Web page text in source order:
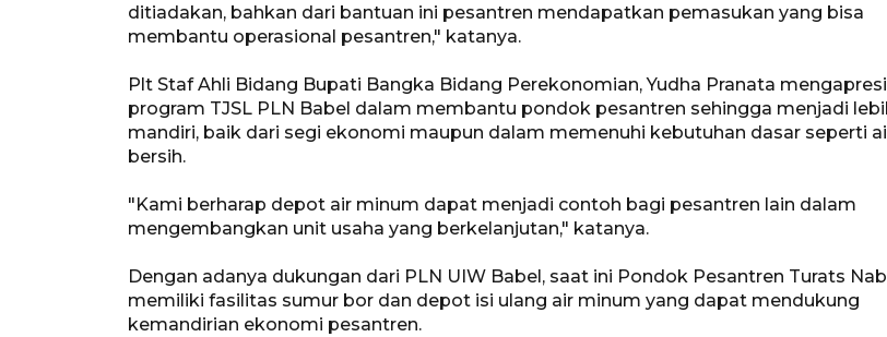
ditiadakan, bahkan dari bantuan ini pesantren mendapatkan pemasukan yang bisa
membantu operasional pesantren," katanya.
Plt Staf Ahli Bidang Bupati Bangka Bidang Perekonomian, Yudha Pranata
program TJSL PLN Babel dalam membantu pondok pesantren sehingga menjadi
mandiri, baik dari segi ekonomi maupun dalam memenuhi kebutuhan dasar seperti
bersih.
"Kami berharap depot air minum dapat menjadi contoh bagi pesantren lain dalam
mengembangkan unit usaha yang berkelanjutan," katanya.
Dengan adanya dukungan dari PLN UIW Babel, saat ini Pondok Pesantren Turats
memiliki fasilitas sumur bor dan depot isi ulang air minum yang dapat mendukung
kemandirian ekonomi pesantren.
ANTARA Babel-Kanwil
Sama
22 Juni 2026 16:35